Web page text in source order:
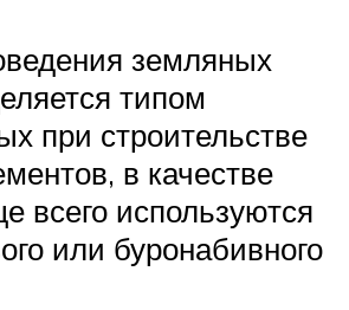
земляных
типом
при строительстве
в качестве
всего используются
или буронабивного